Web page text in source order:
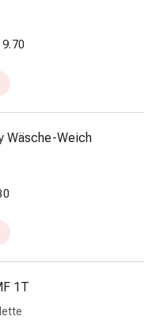
Wäsche-Weich
1T